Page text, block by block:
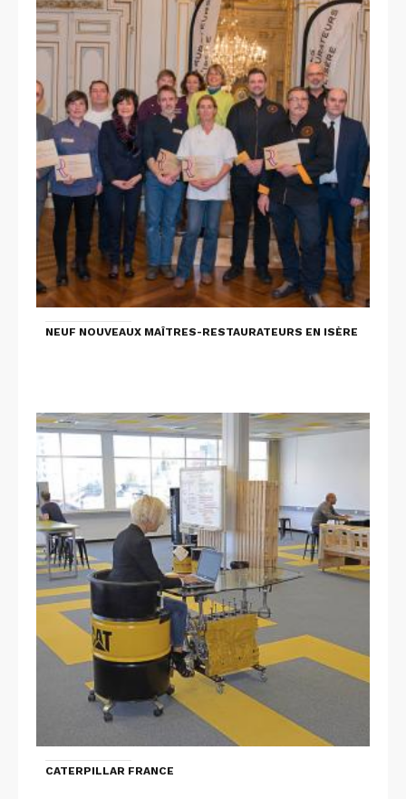
NEUF NOUVEAUX MAÎTRES-RESTAURATEURS EN ISÈRE
CATERPILLAR FRANCE